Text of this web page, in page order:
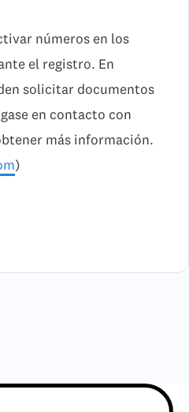
números en los
el registro. En
solicitar documentos
en contacto con
más información.
)